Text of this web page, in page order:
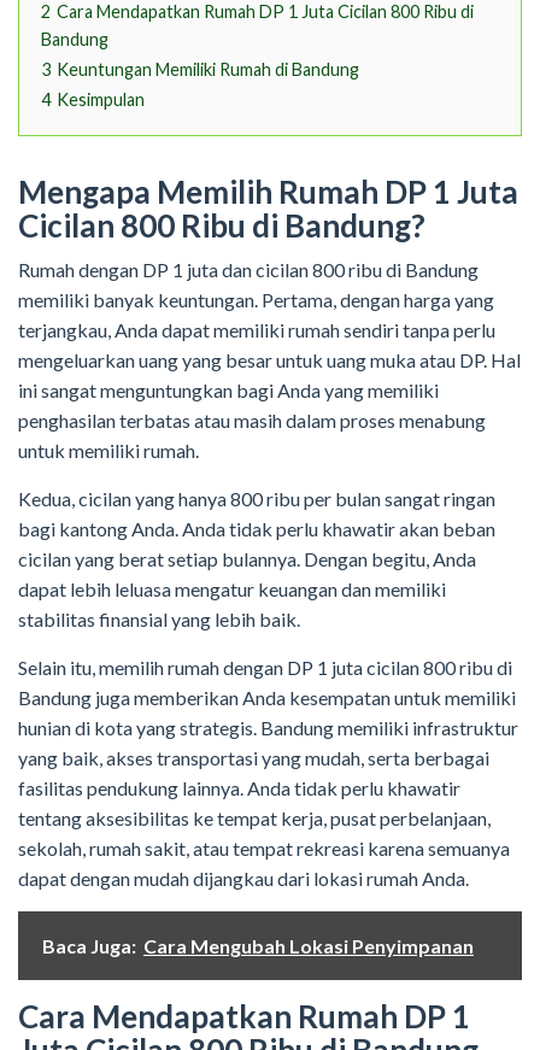
2 Cara Mendapatkan Rumah DP 1 Juta Cicilan 800 Ribu di
Bandung
3 Keuntungan Memiliki Rumah di Bandung
4 Kesimpulan
Mengapa Memilih Rumah DP 1 Juta
Cicilan 800 Ribu di Bandung?
Rumah dengan DP 1 juta dan cicilan 800 ribu di Bandung
memiliki banyak keuntungan. Pertama, dengan harga yang
terjangkau, Anda dapat memiliki rumah sendiri tanpa perlu
mengeluarkan uang yang besar untuk uang muka atau DP. Hal
ini sangat menguntungkan bagi Anda yang memiliki
penghasilan terbatas atau masih dalam proses menabung
untuk memiliki rumah.
Kedua, cicilan yang hanya 800 ribu per bulan sangat ringan
bagi kantong Anda. Anda tidak perlu khawatir akan beban
cicilan yang berat setiap bulannya. Dengan begitu, Anda
dapat lebih leluasa mengatur keuangan dan memiliki
stabilitas finansial yang lebih baik.
Selain itu, memilih rumah dengan DP 1 juta cicilan 800 ribu di
Bandung juga memberikan Anda kesempatan untuk memiliki
hunian di kota yang strategis. Bandung memiliki infrastruktur
yang baik, akses transportasi yang mudah, serta berbagai
fasilitas pendukung lainnya. Anda tidak perlu khawatir
tentang aksesibilitas ke tempat kerja, pusat perbelanjaan,
sekolah, rumah sakit, atau tempat rekreasi karena semuanya
dapat dengan mudah dijangkau dari lokasi rumah Anda.
Baca Juga: Cara Mengubah Lokasi Penyimpanan
Cara Mendapatkan Rumah DP 1